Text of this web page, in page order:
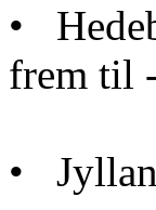
•
frem til
•